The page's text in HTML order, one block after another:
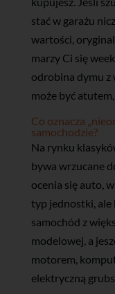
stać w garażu
wartości,
marzy Ci się
odrobina dymu z
może być
Co oznacza
samochodzie?
Na rynku
bywa wrzucane
ocenia się auto,
typ jednostki, ale
samochód z
modelowej, a
motorem,
elektryczną